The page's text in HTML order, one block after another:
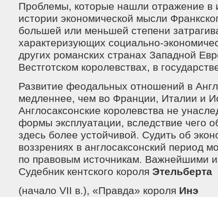
Проблемы, которые нашли отражение в
истории экономической мысли
большей или меньшей степени
характеризующих социально-
других романских странах Западной
Вестготском королевствах, в
Развитие феодальных отношений в
медленнее, чем во Франции, Италии и
Англосаксонские королевства не
формы эксплуатации, вследствие чего
здесь более устойчивой. Судить об
воззрениях в англосаксонский период
по правовым источникам. Важнейшими
Судебник кентского короля Этельберта
(начало VII в.), «Правда» короля Инэ